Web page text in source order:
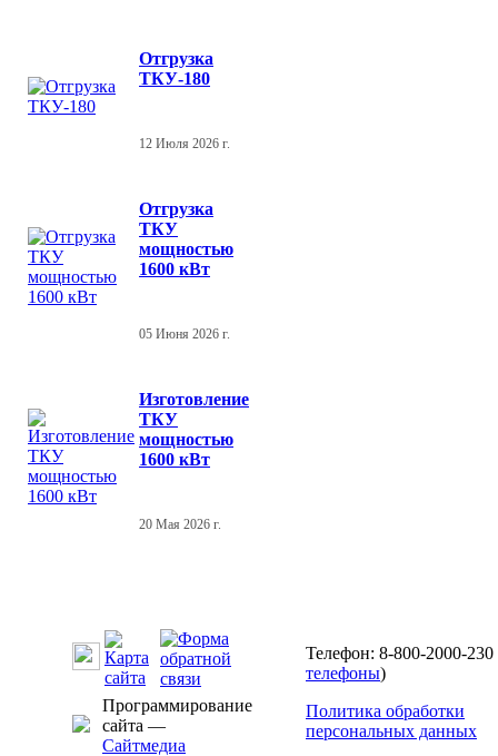
Отгрузка
ТКУ-180
12 Июля 2026 г.
Отгрузка
ТКУ
мощностью
1600 кВт
05 Июня 2026 г.
Изготовление
ТКУ
мощностью
1600 кВт
20 Мая 2026 г.
Программирование
сайта —
Сайтмедиа
Телефон: 8-800-2000-230
телефоны)
Политика обработки
персональных данных